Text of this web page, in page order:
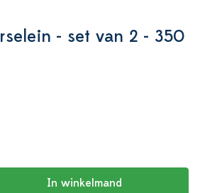
- set van 2 - 350
In winkelmand